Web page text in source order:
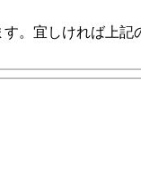
。宜しければ上